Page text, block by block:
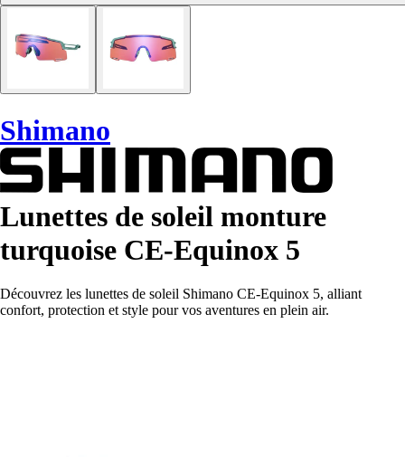
Shimano
Lunettes de soleil monture
turquoise CE-Equinox 5
Découvrez les lunettes de soleil Shimano CE-Equinox 5, alliant
confort, protection et style pour vos aventures en plein air.